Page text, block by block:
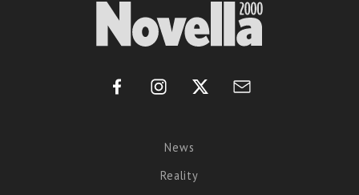
News
Reality